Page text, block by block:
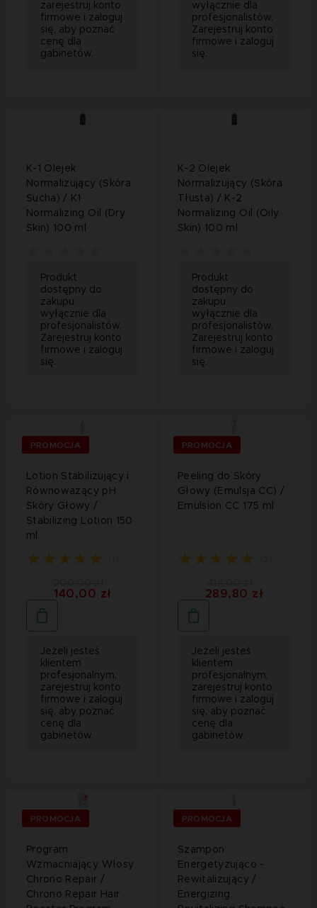
zarejestruj konto
firmowe i zaloguj
się, aby poznać
cenę dla
gabinetów.
wyłącznie dla
profesjonalistów.
Zarejestruj konto
firmowe i zaloguj
się.
K-1 Olejek
Normalizujący (Skóra
Sucha) / K1
Normalizing Oil (Dry
Skin) 100 ml
Produkt
dostępny do
zakupu
wyłącznie dla
profesjonalistów.
Zarejestruj konto
firmowe i zaloguj
się.
K-2 Olejek
Normalizujący (Skóra
Tłusta) / K-2
Normalizing Oil (Oily
Skin) 100 ml
Produkt
dostępny do
zakupu
wyłącznie dla
profesjonalistów.
Zarejestruj konto
firmowe i zaloguj
się.
PROMOCJA
Lotion Stabilizujący i
Równoważący pH
Skóry Głowy /
Stabilizing Lotion 150
ml
140,00 zł
Jeżeli jesteś
klientem
profesjonalnym,
zarejestruj konto
firmowe i zaloguj
się, aby poznać
cenę dla
gabinetów.
PROMOCJA
Peeling do Skóry
Głowy (Emulsja CC) /
Emulsion CC 175 ml
289,80 zł
Jeżeli jesteś
klientem
profesjonalnym,
zarejestruj konto
firmowe i zaloguj
się, aby poznać
cenę dla
gabinetów.
PROMOCJA
Program
Wzmacniający Włosy
Chrono Repair /
Chrono Repair Hair
PROMOCJA
Szampon
Energetyzująco -
Rewitalizujący /
Energizing